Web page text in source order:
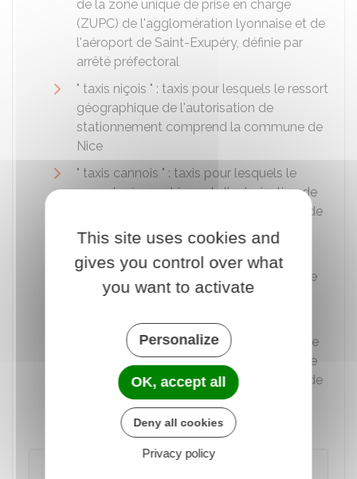
de la zone unique de prise en charge
(ZUPC) de l'agglomération lyonnaise et de
l'aéroport de Saint-Exupéry, définie par
arrêté préfectoral
" taxis niçois " : taxis pour lesquels le ressort
géographique de l'autorisation de
stationnement comprend la commune de
Nice
" taxis cannois " : taxis pour lesquels le
ressort géographique de l'autorisation de
stationnement comprend la commune de
Cannes
" taxis antibois " : taxis pour lesquels le
ressort géographique de l'autorisation de
stationnement comprend la commune
" taxis toulousains " : taxis pour lesquels le
ressort géographique de l'autorisation de
stationnement comprend la commune de
Toulouse et l'aéroport de Toulouse
Blagnac
This site uses cookies and
gives you control over what
you want to activate
Personalize
OK, accept all
Deny all cookies
Privacy policy